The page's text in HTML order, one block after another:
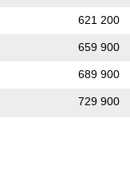
621 200
659 900
689 900
729 900